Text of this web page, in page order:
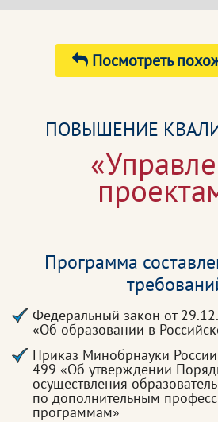
Посмотреть
ПОВЫШЕНИЕ
Программа
Федеральный закон от
«Об образовании в
Приказ Минобрнауки
499 «Об утверждении
осуществления
по дополнительным
программам»